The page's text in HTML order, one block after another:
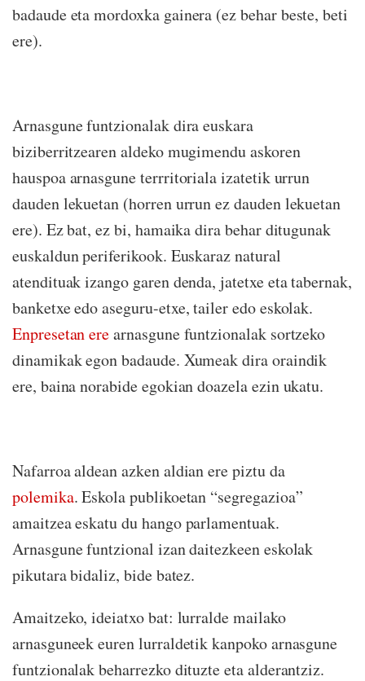
badaude eta mordoxka gainera (ez behar beste, beti
ere).
Arnasgune funtzionalak dira euskara
biziberritzearen aldeko mugimendu askoren
hauspoa arnasgune terrritoriala izatetik urrun
dauden lekuetan (horren urrun ez dauden lekuetan
ere). Ez bat, ez bi, hamaika dira behar ditugunak
euskaldun periferikook. Euskaraz natural
atendituak izango garen denda, jatetxe eta tabernak,
banketxe edo aseguru-etxe, tailer edo eskolak.
Enpresetan erearnasgune funtzionalak sortzeko
dinamikak egon badaude. Xumeak dira oraindik
ere, baina norabide egokian doazela ezin ukatu.
Nafarroa aldean azken aldian ere piztu da
polemika. Eskola publikoetan “segregazioa”
amaitzea eskatu du hango parlamentuak.
Arnasgune funtzional izan daitezkeen eskolak
pikutara bidaliz, bide batez.
Amaitzeko, ideiatxo bat: lurralde mailako
arnasguneek euren lurraldetik kanpoko arnasgune
funtzionalak beharrezko dituzte eta alderantziz.